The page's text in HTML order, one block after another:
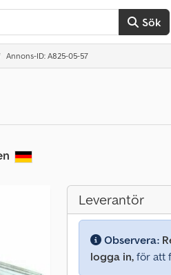
Sök
Annons-ID: A825-05-57
Leverantör
Observera:
logga in, för att